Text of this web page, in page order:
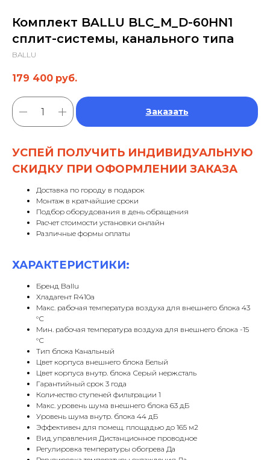
Комплект BALLU BLC_M_D-60HN1
сплит-системы, канального типа
BALLU
179 400 руб.
Заказать
УСПЕЙ ПОЛУЧИТЬ ИНДИВИДУАЛЬНУЮ
СКИДКУ ПРИ ОФОРМЛЕНИИ ЗАКАЗА
Доставка по городу в подарок
Монтаж в кратчайшие сроки
Подбор оборудования в день обращения
Расчет стоимости установки онлайн
Различные формы оплаты
ХАРАКТЕРИСТИКИ:
Бренд Ballu
Хладагент R410a
Макс. рабочая температура воздуха для внешнего блока 43
°С
Мин. рабочая температура воздуха для внешнего блока -15
°С
Тип блока Канальный
Цвет корпуса внешнего блока Белый
Цвет корпуса внутр. блока Серый нерж.сталь
Гарантийный срок 3 года
Количество ступеней фильтрации 1
Макс. уровень шума внешнего блока 63 дБ
Уровень шума внутр. блока 44 дБ
Эффективен для помещ. площадью до 165 м2
Вид управления Дистанционное проводное
Регулировка температуры обогрева Да